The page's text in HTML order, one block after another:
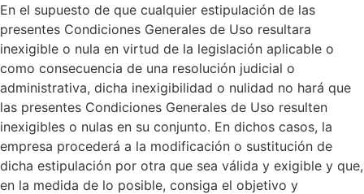
En el supuesto de que cualquier estipulación de las
presentes Condiciones Generales de Uso resultara
inexigible o nula en virtud de la legislación aplicable o
como consecuencia de una resolución judicial o
administrativa, dicha inexigibilidad o nulidad no hará que
las presentes Condiciones Generales de Uso resulten
inexigibles o nulas en su conjunto. En dichos casos, la
empresa procederá a la modificación o sustitución de
dicha estipulación por otra que sea válida y exigible y que,
en la medida de lo posible, consiga el objetivo y